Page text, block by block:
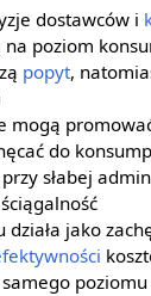
dostawców i
na poziom
popyt,
mogą
do
słabej
działa jako
poziomu